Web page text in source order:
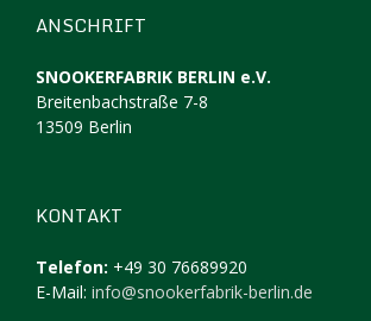
ANSCHRIFT
SNOOKERFABRIK BERLIN e.V.
Breitenbachstraße 7-8
13509 Berlin
KONTAKT
Telefon: +49 30 76689920
E-Mail: info@snookerfabrik-berlin.de